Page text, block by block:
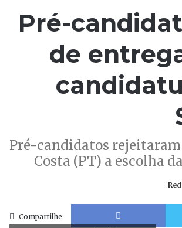
Pré-
de
Pré-candidatos
Costa (PT) a escolha
Compartilhe